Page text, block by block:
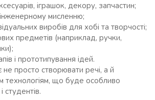
іграшок, декору, запчастин;
мисленню;
виробів для хобі та творчості;
предметів (наприклад, ручки,
і прототипування ідей.
просто створювати речі, а й
технологіям, що буде особливо
студентів.